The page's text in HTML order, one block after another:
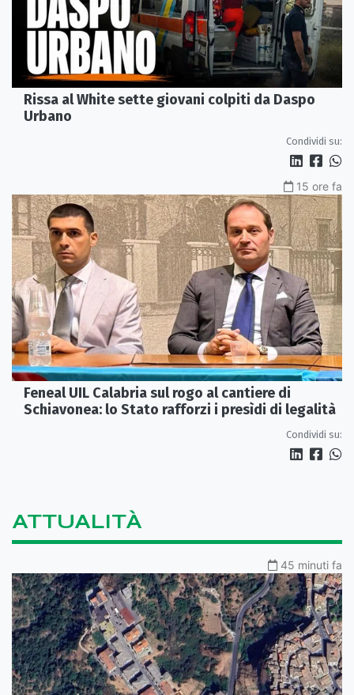
Rissa al White sette giovani colpiti da Daspo
Urbano
Condividi su:
15 ore fa
Feneal UIL Calabria sul rogo al cantiere di
Schiavonea: lo Stato rafforzi i presìdi di legalità
Condividi su:
ATTUALITÀ
45 minuti fa